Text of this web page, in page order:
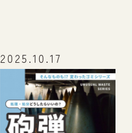
2025.10.17